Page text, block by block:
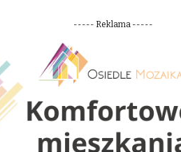
----- Reklama -----